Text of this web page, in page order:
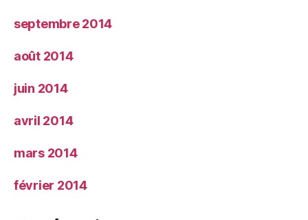
septembre 2014
août 2014
juin 2014
avril 2014
mars 2014
février 2014